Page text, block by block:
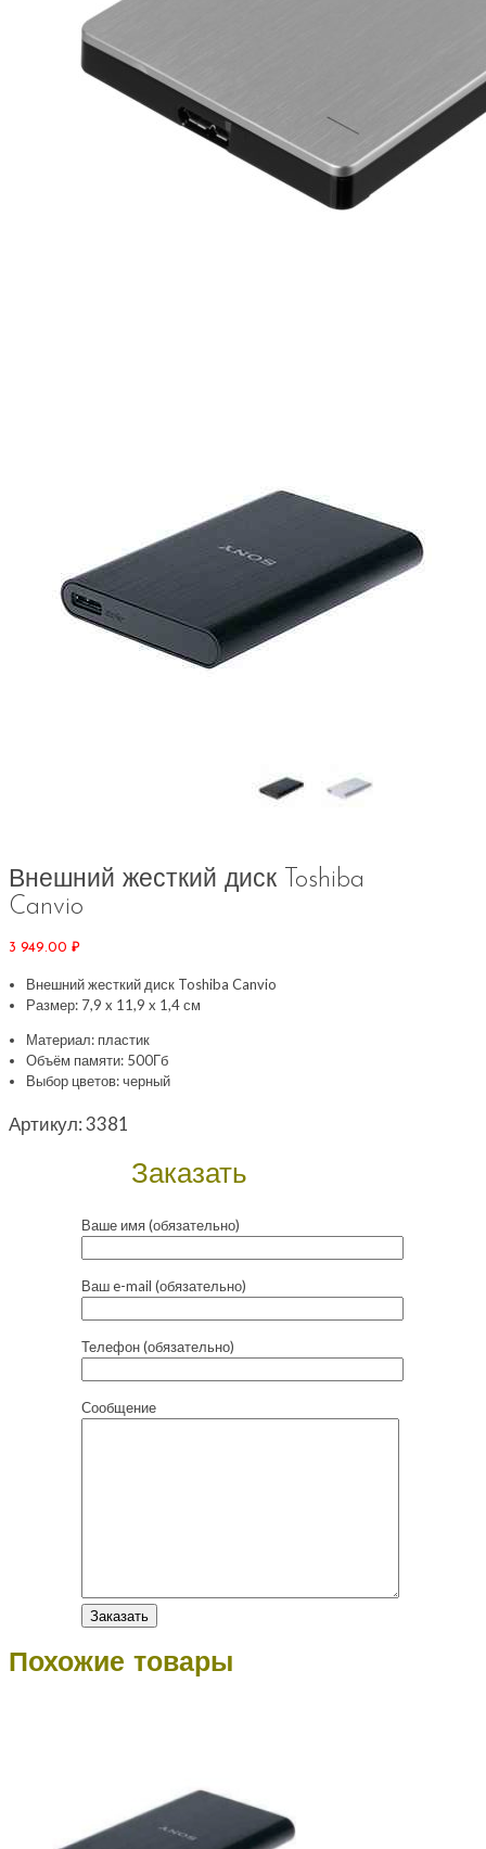
Внешний жесткий диск Toshiba
Canvio
3 949.00 ₽
Внешний жесткий диск Toshiba Canvio
Размер: 7,9 x 11,9 x 1,4 см
Материал: пластик
Объём памяти: 500Гб
Выбор цветов: черный
Артикул:3381
Заказать
Ваше имя (обязательно)
Ваш e-mail (обязательно)
Телефон (обязательно)
Сообщение
Похожие товары